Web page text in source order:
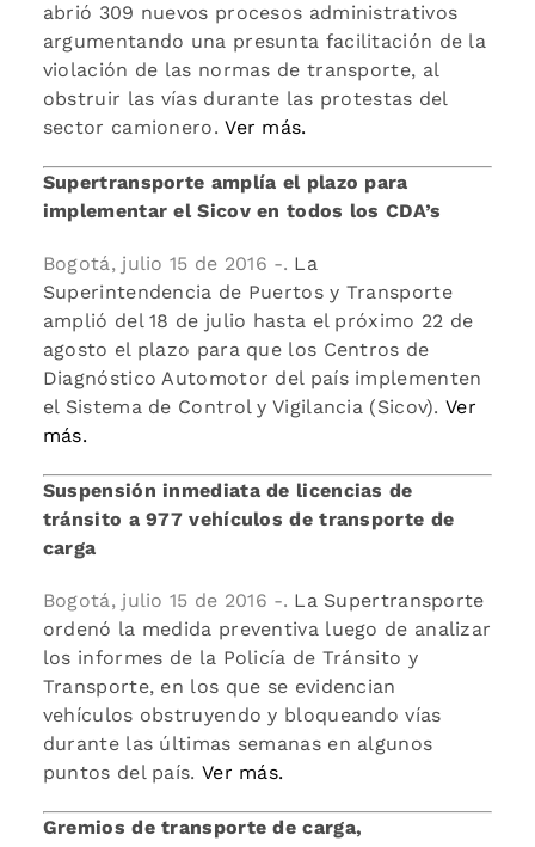
abrió 309 nuevos procesos administrativos
argumentando una presunta facilitación de la
violación de las normas de transporte, al
obstruir las vías durante las protestas del
sector camionero.Ver más.
Supertransporte amplía el plazo para
implementar el Sicov en todos los CDA’s
Bogotá, julio 15 de 2016 -. La
Superintendencia de Puertos y Transporte
amplió del 18 de julio hasta el próximo 22 de
agosto el plazo para que los Centros de
Diagnóstico Automotor del país implementen
el Sistema de Control y Vigilancia (Sicov).Ver
más.
Suspensión inmediata de licencias de
tránsito a 977 vehículos de transporte de
carga
Bogotá, julio 15 de 2016 -. La Supertransporte
ordenó la medida preventiva luego de analizar
los informes de la Policía de Tránsito y
Transporte, en los que se evidencian
vehículos obstruyendo y bloqueando vías
durante las últimas semanas en algunos
puntos del país. Ver más.
Gremios de transporte de carga,